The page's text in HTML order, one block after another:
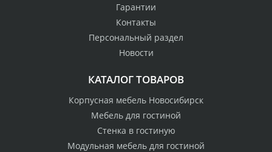
Гарантии
Контакты
Персональный раздел
Новости
КАТАЛОГ ТОВАРОВ
Корпусная мебель Новосибирск
Мебель для гостиной
Стенка в гостиную
Модульная мебель для гостиной